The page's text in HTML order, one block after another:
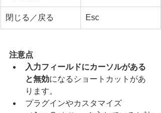
閉じる／戻る Esc
注意点
入力フィールドにカーソルがある
と無効になるショートカットがあ
ります。
プラグインやカスタマイズ